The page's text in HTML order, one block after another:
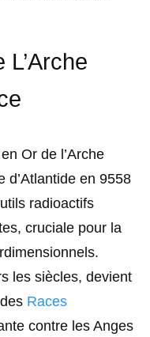
Or de l’Arche
d’Atlantide en 9558
radioactifs
cruciale pour la
les siècles, devient
Races
contre les Anges